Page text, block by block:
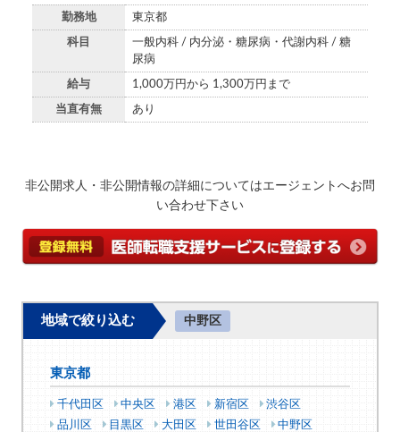
勤務地 東京都
科目
一般内科 / 内分泌・糖尿病・代謝内科 / 糖
尿病
給与 1,000万円から 1,300万円まで
当直有無 あり
非公開求人・非公開情報の詳細についてはエージェントへお問
い合わせ下さい
地域で絞り込む 中野区
東京都
千代田区 中央区 港区 新宿区
渋谷区
品川区
目黒区 大田区 世田谷区
中野区